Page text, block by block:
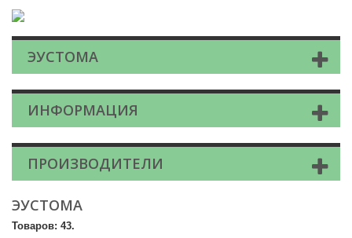
ЭУСТОМА
ИНФОРМАЦИЯ
ПРОИЗВОДИТЕЛИ
ЭУСТОМА
Товаров: 43.